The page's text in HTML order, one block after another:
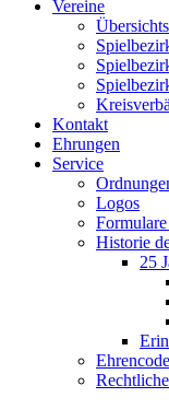
Vereine
Kontakt
Ehrungen
Service
Logos
Historie
25